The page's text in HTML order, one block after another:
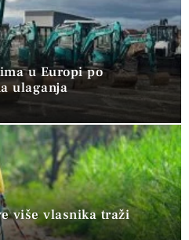
u Europi po
ulaganja
više vlasnika traži